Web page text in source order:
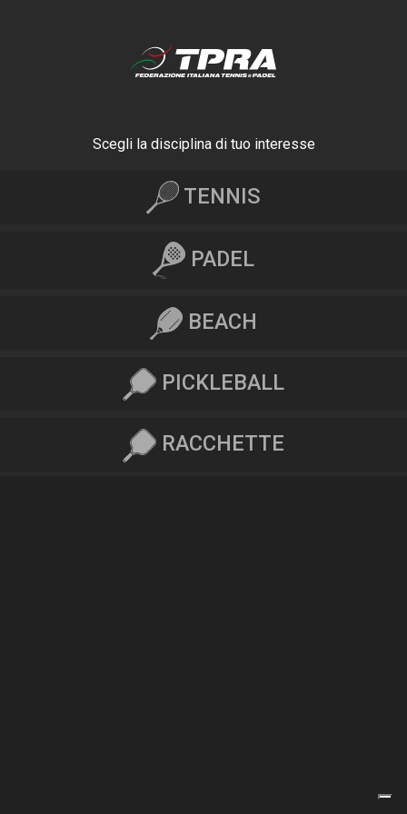
Scegli la disciplina di tuo interesse
TENNIS
PADEL
BEACH
PICKLEBALL
RACCHETTE